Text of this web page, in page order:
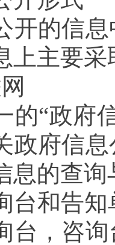
的信息
上主要
“政府信
政府信
息的查
台和告知
，咨询